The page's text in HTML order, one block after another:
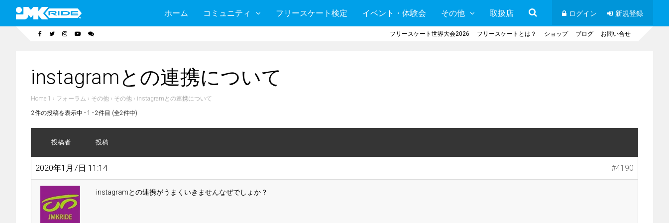
ホーム コミュニティ フリースケート検定 イベント・体験会 その他 取扱店 ログイン 新規登録
フリースケート世界大会2026 フリースケートとは？ ショップ ブログ お問い合せ
instagramとの連携について
Home 1 › フォーラム › その他 › その他 › instagramとの連携について
2件の投稿を表示中 - 1 - 2件目 (全2件中)
投稿者 投稿
2020年1月7日 11:14 #4190
instagramとの連携がうまくいきませんなぜでしょか？